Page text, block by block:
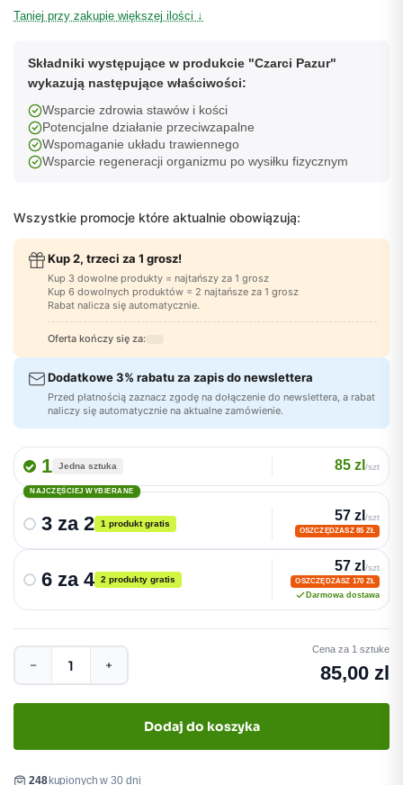
Taniej przy zakupie większej ilości ↓
Składniki występujące w produkcie "Czarci Pazur"
wykazują następujące właściwości:
Wsparcie zdrowia stawów i kości
Potencjalne działanie przeciwzapalne
Wspomaganie układu trawiennego
Wsparcie regeneracji organizmu po wysiłku fizycznym
Wszystkie promocje które aktualnie obowiązują:
Kup 2, trzeci za 1 grosz!
Kup 3 dowolne produkty = najtańszy za 1 grosz
Kup 6 dowolnych produktów = 2 najtańsze za 1 grosz
Rabat nalicza się automatycznie.
Oferta kończy się za:
Dodatkowe 3% rabatu za zapis do newslettera
Przed płatnością zaznacz zgodę na dołączenie do newslettera, a rabat
naliczy się automatycznie na aktualne zamówienie.
1 Jedna sztuka 85 zl /szt
NAJCZĘŚCIEJ WYBIERANE
3 za 2 1 produkt gratis
57 zl /szt
OSZCZĘDZASZ 85 ZŁ
6 za 4 2 produkty gratis
57 zl /szt
OSZCZĘDZASZ 170 ZŁ
Darmowa dostawa
− +
Cena za 1 sztuke
85,00 zl
Dodaj do koszyka
248 kupionych w 30 dni